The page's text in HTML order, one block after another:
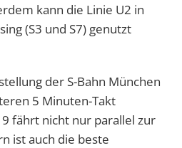
kann die Linie U2 in
(S3 und S7) genutzt
der S-Bahn München
5 Minuten-Takt
fährt nicht nur parallel zur
ist auch die beste